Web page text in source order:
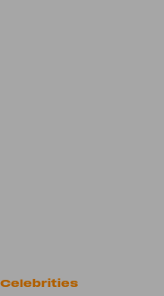
Celebrities